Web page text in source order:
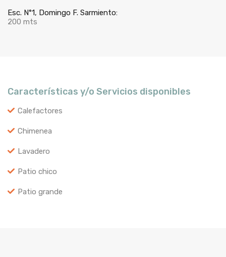
Esc. N°1, Domingo F. Sarmiento:
200 mts
Características y/o Servicios disponibles
Calefactores
Chimenea
Lavadero
Patio chico
Patio grande